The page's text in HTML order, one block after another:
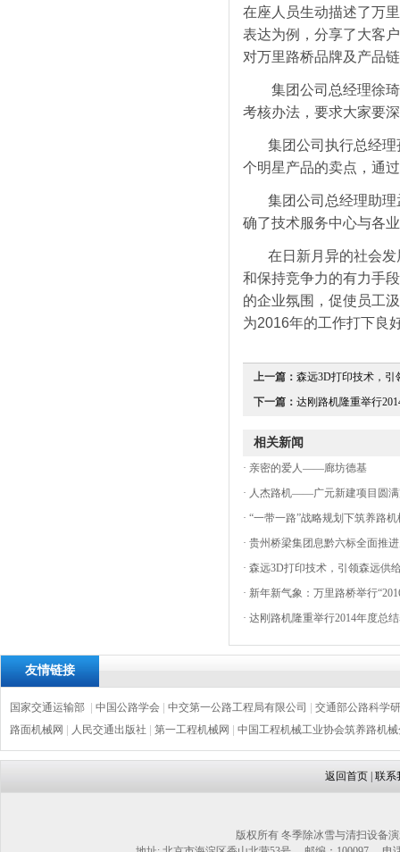
在座人员生动描述了万
表达为例，分享了大客
对万里路桥品牌及产品
集团公司总经理徐琦
考核办法，要求大家要
集团公司执行总经
个明星产品的卖点，通
集团公司总经理助理
确了技术服务中心与各
在日新月异的社会发
和保持竞争力的有力手
的企业氛围，促使员工
为2016年的工作打下良
上一篇： 森远3D打印技术，引
下一篇： 达刚路机隆重举行
相关新闻
· 亲密的爱人——廊坊德基
· 人杰路机——广元新建项目圆
· “一带一路”战略规划下筑养路
· 贵州桥梁集团息黔六标全面推
· 森远3D打印技术，引领森远供
· 新年新气象：万里路桥举行
· 达刚路机隆重举行2014年度总
友情链接
国家交通运输部 中国公路学会 中交第一公路工程局有限公司
交通部公路科学
路面机械网
人民交通出版社 第一工程机械网 中国工程机械工业协会筑养路机
返回首页 联系
版权所有 冬季除冰雪与清扫设备